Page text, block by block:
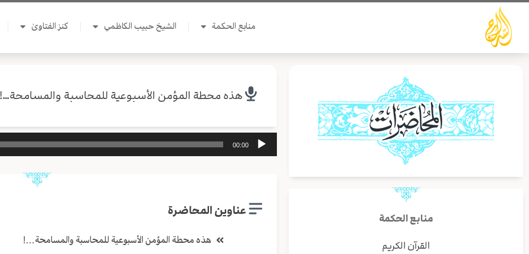
تخطي
المحتوى
منابع الحكمة الشيخ حبيب الكاظمي كنز الفتاوىٰ
منابع الحكمة
القرآن الكريم
هذه محطة المؤمن الأسبوعية للمحاسبة والمسامحة…!
مشغل
00:00
عناوين المحاضرة
هذه محطة المؤمن الأسبوعية للمحاسبة والمسامحة…!